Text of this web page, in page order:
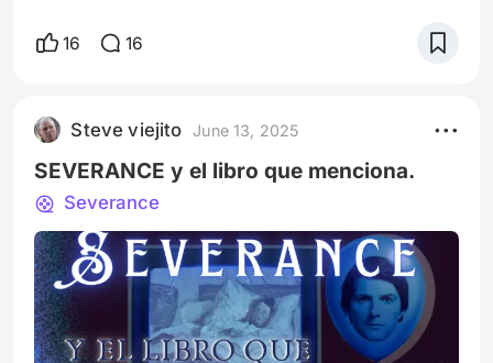
tijera” (1990. Tim Burton), es un monstruo
“desventaja”. Sin manos con las cuales
manipular los objetos o tocar a otro ser vivo sin
causarle daño, sus dedos eran
16 16
Steve viejito June 13, 2025
SEVERANCE y el libro que menciona.
Severance